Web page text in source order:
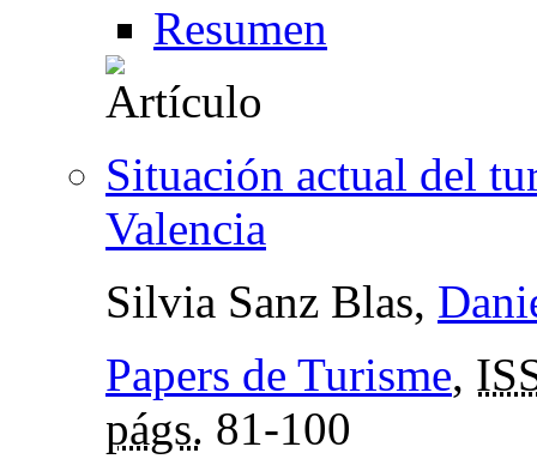
Resumen
Situación actual del
Valencia
Silvia Sanz Blas,
Papers de Turisme,
págs. 81-100